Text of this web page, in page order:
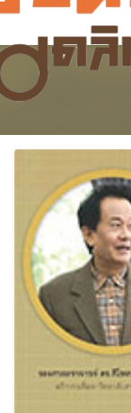
Skip
content